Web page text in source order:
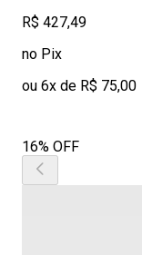
R$ 427,49
no Pix
ou 6x de R$ 75,00
16% OFF